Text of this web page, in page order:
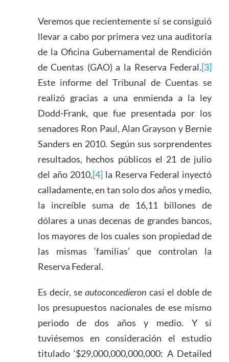
Veremos que recientemente sí se consiguió
llevar a cabo por primera vez una auditoría
de la Oficina Gubernamental de Rendición
de Cuentas (GAO) a la Reserva Federal.[3]
Este informe del Tribunal de Cuentas se
realizó gracias a una enmienda a la ley
Dodd-Frank, que fue presentada por los
senadores Ron Paul, Alan Grayson y Bernie
Sanders en 2010. Según sus sorprendentes
resultados, hechos públicos el 21 de julio
del año 2010,[4]la Reserva Federal inyectó
calladamente, en tan solo dos años y medio,
la increíble suma de 16,11 billones de
dólares a unas decenas de grandes bancos,
los mayores de los cuales son propiedad de
las mismas ‘familias’ que controlan la
Reserva Federal.
Es decir, seautoconcedieron casi el doble de
los presupuestos nacionales de ese mismo
periodo de dos años y medio. Y si
tuviésemos en consideración el estudio
titulado ‘$29,000,000,000,000: A Detailed